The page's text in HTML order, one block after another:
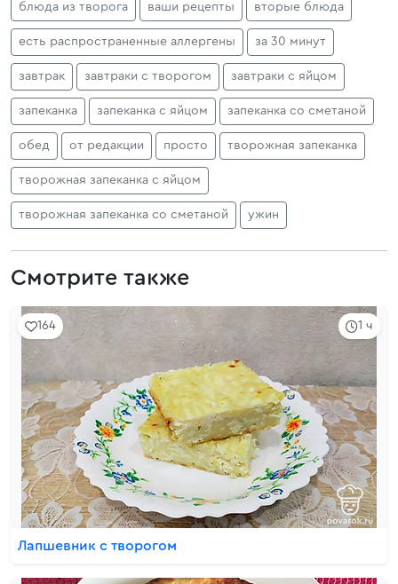
блюда из творога ваши рецепты вторые блюда
есть распространенные аллергены за 30 минут
завтрак завтраки с творогом завтраки с яйцом
запеканка запеканка с яйцом запеканка со сметаной
обед от редакции просто творожная запеканка
творожная запеканка с яйцом
творожная запеканка со сметаной ужин
Смотрите также
1 ч
164
Лапшевник с творогом